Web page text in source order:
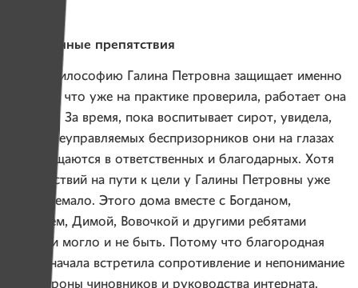
Постоянные препятствия
Свою философию Галина Петровна защищает именно
потому, что уже на практике проверила, работает она
или нет. За время, пока воспитывает сирот, увидела,
как из неуправляемых беспризорников они на глазах
превращаются в ответственных и благодарных. Хотя
препятствий на пути к цели у Галины Петровны уже
было немало. Этого дома вместе с Богданом,
Андреем, Димой, Вовочкой и другими ребятами
по сути могло и не быть. Потому что благородная
идея сначала встретила сопротивление и непонимание
со стороны чиновников и руководства интерната.